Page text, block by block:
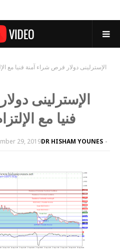
الإسترلينى دولار فرص شراء آمنة فنيا مع
الإسترلينى
فنيا مع
DR HISHAM YOUNES
29, 2019